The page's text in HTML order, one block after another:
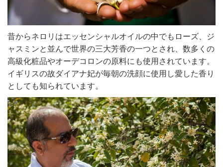
昔からネロリはエッセンシャルオイルの中でもローズ、ジ
ャスミンと並んで世界の三大芳香の一つとされ、数多くの
高級化粧品やオーデコロンの原料にも使用されています。
イギリスの故ダイアナ妃が毎朝の洗顔に使用し愛した香り
としても知られています。